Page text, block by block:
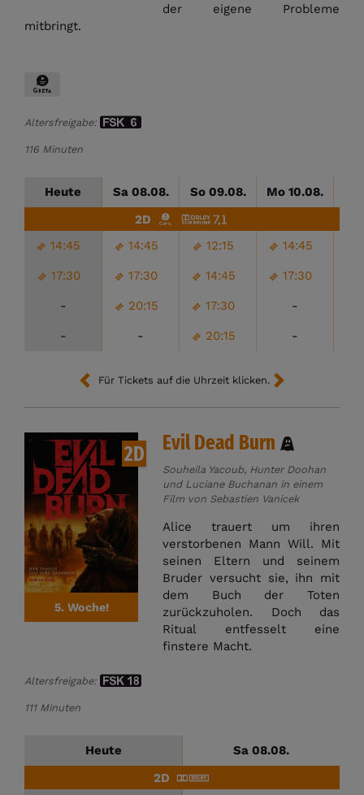
der eigene Probleme
mitbringt.
Altersfreigabe:
116 Minuten
Heute Sa 08.08. So 09.08. Mo 10.08.
14:45 14:45 12:15 14:45
17:30 17:30 14:45 17:30
- 20:15 17:30 -
- - 20:15 -
2D
Für Tickets auf die Uhrzeit klicken.
2D
5. Woche!
Evil Dead Burn
Souheila Yacoub, Hunter Doohan
und Luciane Buchanan in einem
Film von Sebastien Vanicek
Alice trauert um ihren
verstorbenen Mann Will. Mit
seinen Eltern und seinem
Bruder versucht sie, ihn mit
dem Buch der Toten
zurückzuholen. Doch das
Ritual entfesselt eine
finstere Macht.
Altersfreigabe:
111 Minuten
Heute Sa 08.08.
2D